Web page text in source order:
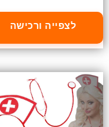
לצפייה ורכישה